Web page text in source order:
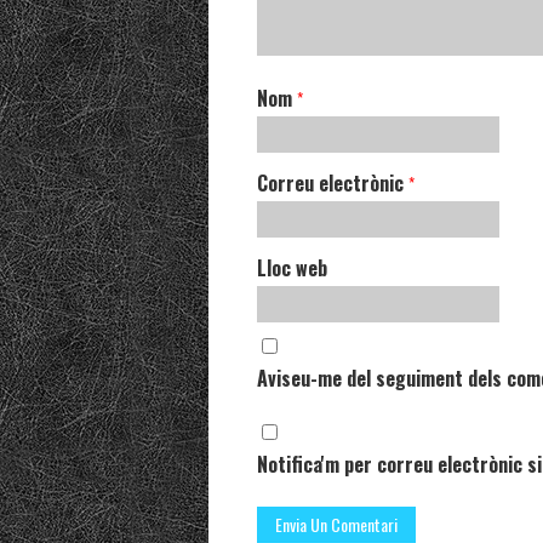
Nom *
Correu electrònic *
Lloc web
Aviseu-me del seguiment dels
Notifica'm per correu electrònic